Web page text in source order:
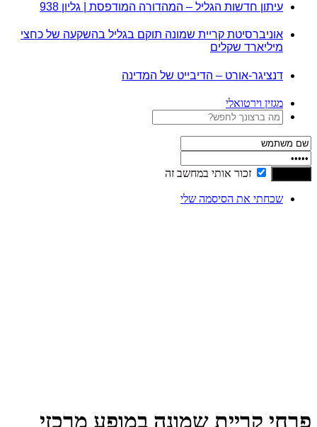
עיתון חדשות הגליל – המהדורה המודפסת | גליון 938
אוניברסיטת קריית שמונה תוקם בגליל בהשקעה של כחצי
מיליארד שקלים
דנציגר-אורט – הדיבייט של המדינה
מגזין וירטואלי
זכור אותי במחשב זה
שכחתי את הסיסמה שלי
פרחי קריית שמונה במופע מרכזי